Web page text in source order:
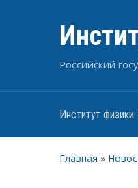
Российский
Институт физики
Главная »